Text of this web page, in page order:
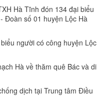
Hà Tĩnh đón 134 đại biểu
Đoàn số 01 huyện Lộc Hà
người có công huyện Lộc
Hà về thăm quê Bác và di
dịch tại Trung tâm Điều